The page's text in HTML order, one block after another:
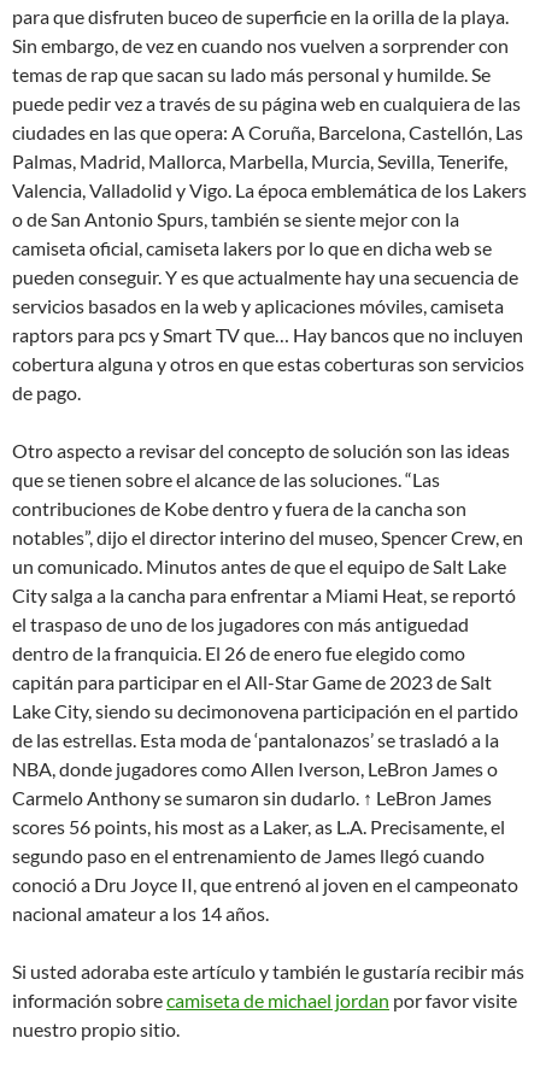
para que disfruten buceo de superficie en la orilla de la playa.
Sin embargo, de vez en cuando nos vuelven a sorprender con
temas de rap que sacan su lado más personal y humilde. Se
puede pedir vez a través de su página web en cualquiera de las
ciudades en las que opera: A Coruña, Barcelona, Castellón, Las
Palmas, Madrid, Mallorca, Marbella, Murcia, Sevilla, Tenerife,
Valencia, Valladolid y Vigo. La época emblemática de los Lakers
o de San Antonio Spurs, también se siente mejor con la
camiseta oficial, camiseta lakers por lo que en dicha web se
pueden conseguir. Y es que actualmente hay una secuencia de
servicios basados en la web y aplicaciones móviles, camiseta
raptors para pcs y Smart TV que… Hay bancos que no incluyen
cobertura alguna y otros en que estas coberturas son servicios
de pago.
Otro aspecto a revisar del concepto de solución son las ideas
que se tienen sobre el alcance de las soluciones. “Las
contribuciones de Kobe dentro y fuera de la cancha son
notables”, dijo el director interino del museo, Spencer Crew, en
un comunicado. Minutos antes de que el equipo de Salt Lake
City salga a la cancha para enfrentar a Miami Heat, se reportó
el traspaso de uno de los jugadores con más antiguedad
dentro de la franquicia. El 26 de enero fue elegido como
capitán para participar en el All-Star Game de 2023 de Salt
Lake City, siendo su decimonovena participación en el partido
de las estrellas. Esta moda de ‘pantalonazos’ se trasladó a la
NBA, donde jugadores como Allen Iverson, LeBron James o
Carmelo Anthony se sumaron sin dudarlo. ↑ LeBron James
scores 56 points, his most as a Laker, as L.A. Precisamente, el
segundo paso en el entrenamiento de James llegó cuando
conoció a Dru Joyce II, que entrenó al joven en el campeonato
nacional amateur a los 14 años.
Si usted adoraba este artículo y también le gustaría recibir más
información sobrecamiseta de michael jordan por favor visite
nuestro propio sitio.